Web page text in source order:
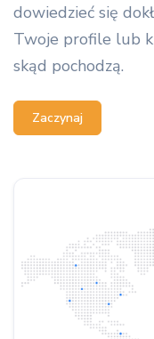
dowiedzieć się
Twoje profile lub
skąd pochodzą.
Zaczynaj